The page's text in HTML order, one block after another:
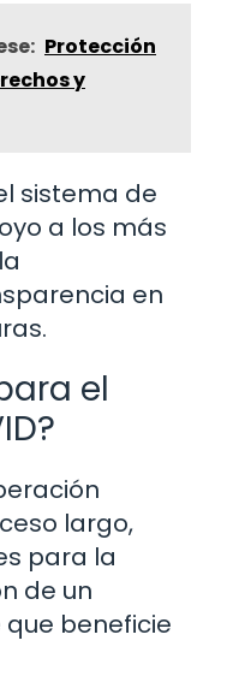
Protección
y
sistema de
a los más
en
el
largo,
para la
de un
beneficie